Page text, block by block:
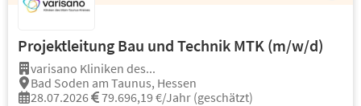
Projektleitung Bau und Technik MTK (m/w/d)
varisano Kliniken des...
Bad Soden am Taunus, Hessen
28.07.2026
79.696,19 €/Jahr (geschätzt)